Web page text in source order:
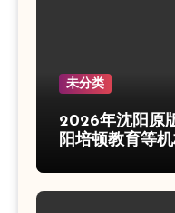
未分类
2026年沈阳原
阳培顿教育等